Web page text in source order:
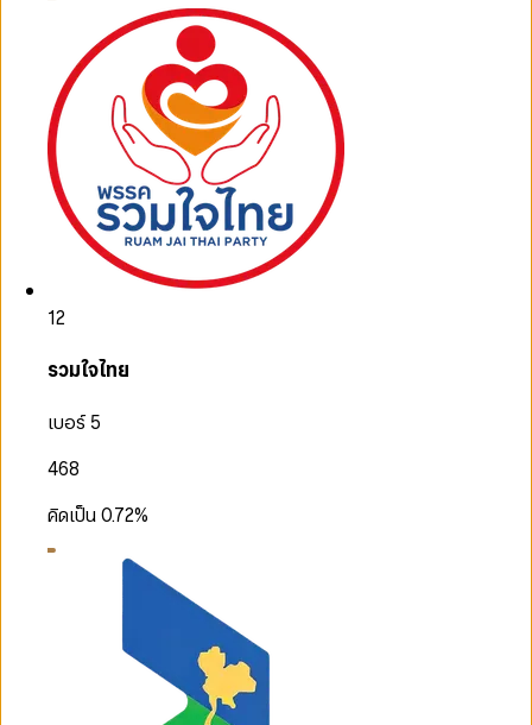
12
รวมใจไทย
เบอร์ 5
468
คิดเป็น0.72%